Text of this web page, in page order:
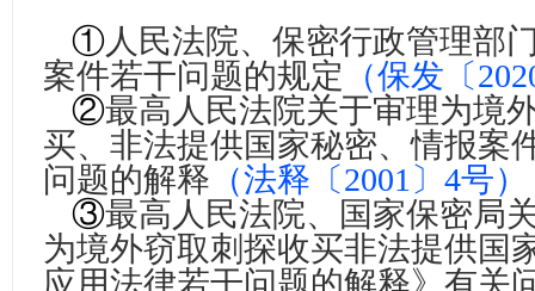
①人民法院、保密行政管理部
案件若干问题的规定 （保发〔
②最高人民法院关于审理为境
买、非法提供国家秘密、情报案
问题的解释 （法释〔2001〕4号）
③最高人民法院、国家保密局
为境外窃取刺探收买非法提供国
应用法律若干问题的解释》有关